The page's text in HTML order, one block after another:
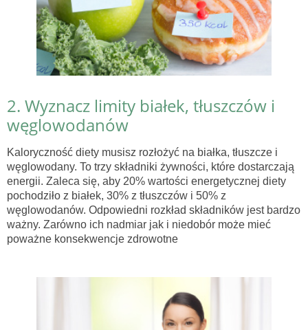
2. Wyznacz limity białek, tłuszczów i
węglowodanów
Kaloryczność diety musisz rozłożyć na białka, tłuszcze i
węglowodany. To trzy składniki żywności, które dostarczają
energii. Zaleca się, aby 20% wartości energetycznej diety
pochodziło z białek, 30% z tłuszczów i 50% z
węglowodanów. Odpowiedni rozkład składników jest bardzo
ważny. Zarówno ich nadmiar jak i niedobór może mieć
poważne konsekwencje zdrowotne